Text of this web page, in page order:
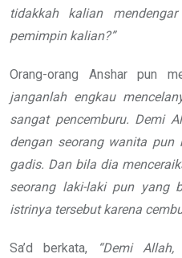
tidakkah kalian
pemimpin kalian?”
Orang-orang Anshar pun
janganlah engkau
sangat pencemburu. Demi
dengan seorang wanita
gadis. Dan bila dia
seorang laki-laki pun yang
istrinya tersebut karena
Sa’d berkata,
“Demi